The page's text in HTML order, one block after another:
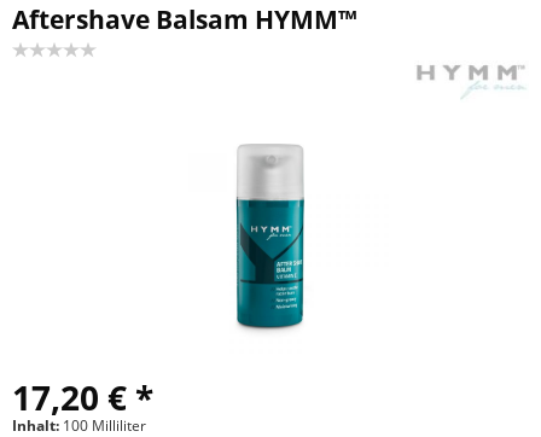
Aftershave Balsam HYMM™
17,20 € *
Inhalt: 100 Milliliter